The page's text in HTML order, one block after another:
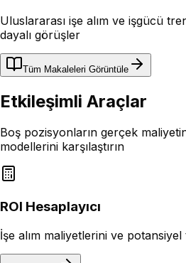
Uluslararası işe alım ve işgücü
dayalı görüşler
Tüm Makaleleri Görüntüle
Etkileşimli Araçlar
Boş pozisyonların gerçek
modellerini karşılaştırın
ROI Hesaplayıcı
İşe alım maliyetlerini ve